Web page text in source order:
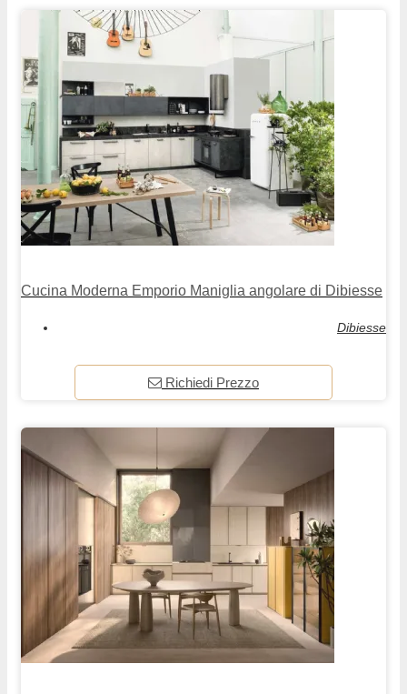
Cucina Moderna Emporio Maniglia angolare di Dibiesse
Dibiesse
Richiedi Prezzo